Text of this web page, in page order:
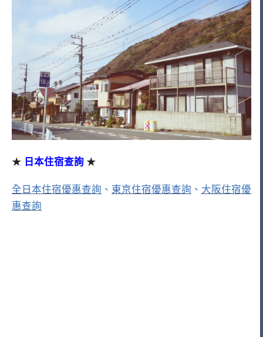
★ 日本住宿查詢 ★
全日本住宿優惠查詢 、 東京住宿優惠查詢 、 大阪住宿優
惠查詢